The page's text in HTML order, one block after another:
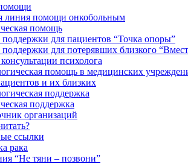
линия помощи онкобольным
помощь
поддержки для пациентов “Точка опоры”
для потерявших близкого
психолога
помощь в медицинских
и их близких
поддержка
поддержка
организаций
ссылки
рака
“Не тяни – позвони”